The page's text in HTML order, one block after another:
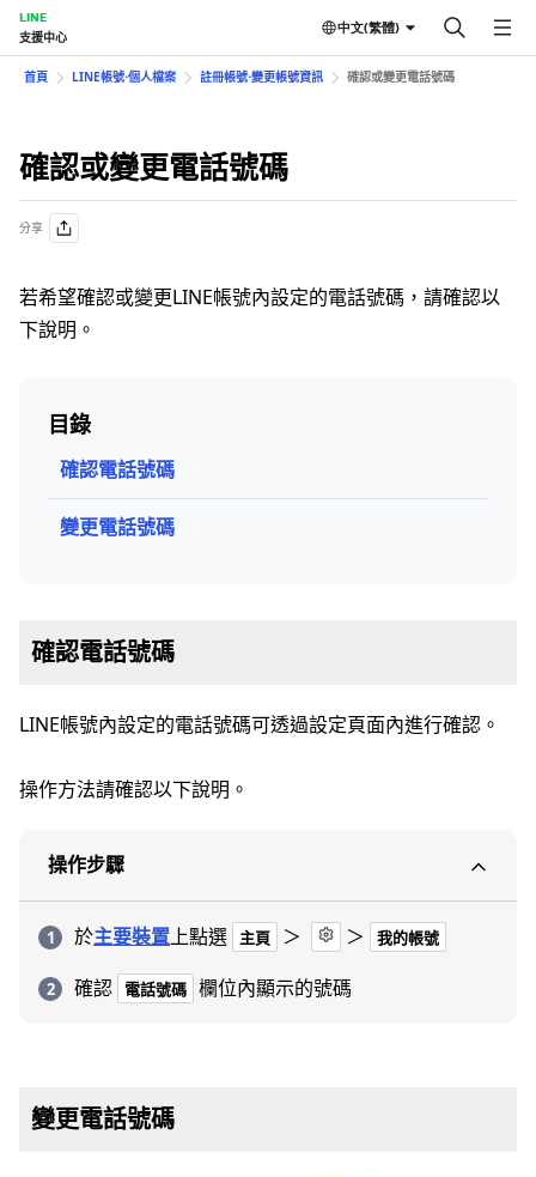
LINE
支援中心
中文(繁體)
首頁 LINE帳號⋅個人檔案 註冊帳號⋅變更帳號資訊 確認或變更電話號碼
確認或變更電話號碼
分享
若希望確認或變更LINE帳號內設定的電話號碼，請確認以
下說明。
目錄
確認電話號碼
變更電話號碼
確認電話號碼
LINE帳號內設定的電話號碼可透過設定頁面內進行確認。
操作方法請確認以下說明。
操作步驟
於主要裝置上點選 主頁 ＞ ＞ 我的帳號
確認 電話號碼 欄位內顯示的號碼
變更電話號碼